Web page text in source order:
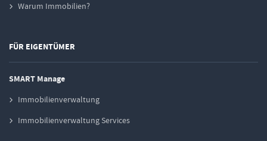
Warum Immobilien?
FÜR EIGENTÜMER
SMART Manage
Immobilienverwaltung
Immobilienverwaltung Services